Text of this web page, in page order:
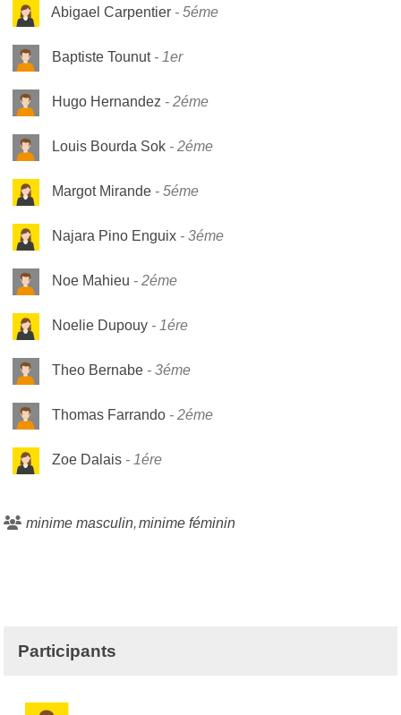
Abigael Carpentier 5éme
Baptiste Tounut 1er
Hugo Hernandez 2éme
Louis Bourda Sok 2éme
Margot Mirande 5éme
Najara Pino Enguix 3éme
Noe Mahieu 2éme
Noelie Dupouy 1ére
Theo Bernabe 3éme
Thomas Farrando 2éme
Zoe Dalais 1ére
minime masculin minime féminin
Participants